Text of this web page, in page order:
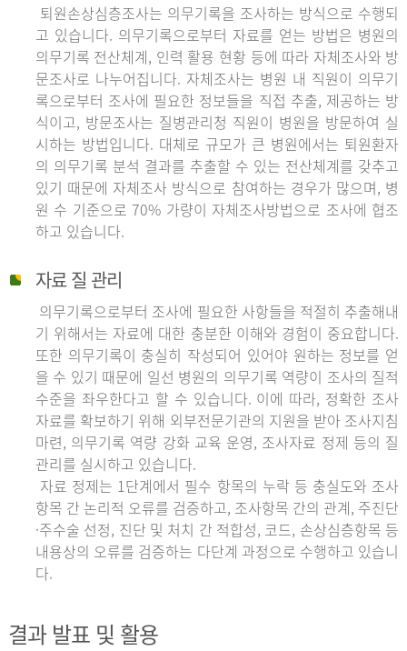
퇴원손상심층조사는 의무기록을 조사하는 방식으로 수행되
고 있습니다. 의무기록으로부터 자료를 얻는 방법은 병원의
의무기록 전산체계, 인력 활용 현황 등에 따라 자체조사와 방
문조사로 나누어집니다. 자체조사는 병원 내 직원이 의무기
록으로부터 조사에 필요한 정보들을 직접 추출, 제공하는 방
식이고, 방문조사는 질병관리청 직원이 병원을 방문하여 실
시하는 방법입니다. 대체로 규모가 큰 병원에서는 퇴원환자
의 의무기록 분석 결과를 추출할 수 있는 전산체계를 갖추고
있기 때문에 자체조사 방식으로 참여하는 경우가 많으며, 병
원 수 기준으로 70% 가량이 자체조사방법으로 조사에 협조
하고 있습니다.
자료 질 관리
의무기록으로부터 조사에 필요한 사항들을 적절히 추출해내
기 위해서는 자료에 대한 충분한 이해와 경험이 중요합니다.
또한 의무기록이 충실히 작성되어 있어야 원하는 정보를 얻
을 수 있기 때문에 일선 병원의 의무기록 역량이 조사의 질적
수준을 좌우한다고 할 수 있습니다. 이에 따라, 정확한 조사
자료를 확보하기 위해 외부전문기관의 지원을 받아 조사지침
마련, 의무기록 역량 강화 교육 운영, 조사자료 정제 등의 질
관리를 실시하고 있습니다.
자료 정제는 1단계에서 필수 항목의 누락 등 충실도와 조사
항목 간 논리적 오류를 검증하고, 조사항목 간의 관계, 주진단
·주수술 선정, 진단 및 처치 간 적합성, 코드, 손상심층항목 등
내용상의 오류를 검증하는 다단계 과정으로 수행하고 있습니
다.
결과 발표 및 활용